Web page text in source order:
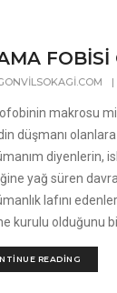
|
makrosu
düşmanı
diyenlerin,
yağ süren
lafını
kurulu olduğunu
READING